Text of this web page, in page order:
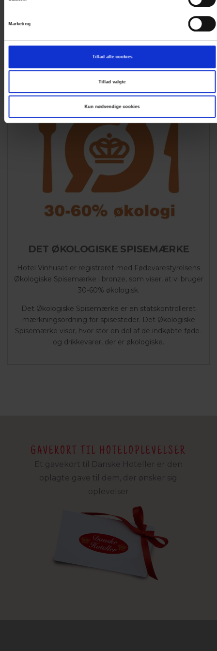
Marketing
Tillad alle cookies
Tillad valgte
Kun nødvendige cookies
Læs mere
DET ØKOLOGISKE SPISEMÆRKE
Hotel Vinhuset er registreret med Fødevarestyrelsens
Økologiske Spisemærke i bronze, som viser, at vi bruger
30-60% økologisk.
Det Økologiske Spisemærke er en statskontrolleret
mærkningsordning for spisesteder. Det Økologiske
Spisemærke viser, hvor stor en del af de indkøbte føde-
og drikkevarer, der er økologiske.
GAVEKORT TIL HOTELOPLEVELSER
Et gavekort til Danske Hoteller er den
oplagte gave til dem, der ønsker sig
oplevelser